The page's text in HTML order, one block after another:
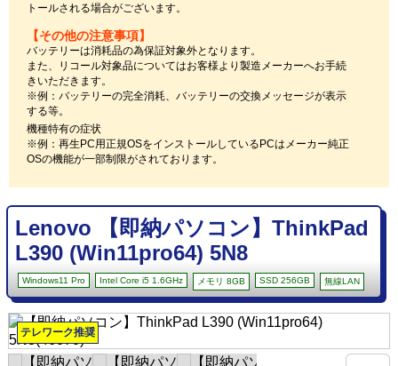
トールされる場合がございます。
【その他の注意事項】
バッテリーは消耗品の為保証対象外となります。
また、リコール対象品についてはお客様より製造メーカーへお手続
きいただきます。
※例：バッテリーの完全消耗、バッテリーの交換メッセージが表示
する等。
機種特有の症状
※例：再生PC用正規OSをインストールしているPCはメーカー純正
OSの機能が一部制限がされております。
Lenovo 【即納パソコン】ThinkPad
L390 (Win11pro64) 5N8
Windows11 Pro Intel Core i5 1.6GHz メモリ 8GB SSD 256GB 無線LAN
テレワーク推奨